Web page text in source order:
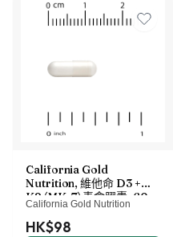
California Gold
Nutrition, 維他命 D3 +
K2（MK-7）素食膠囊，60
粒
California Gold Nutrition
HK$98